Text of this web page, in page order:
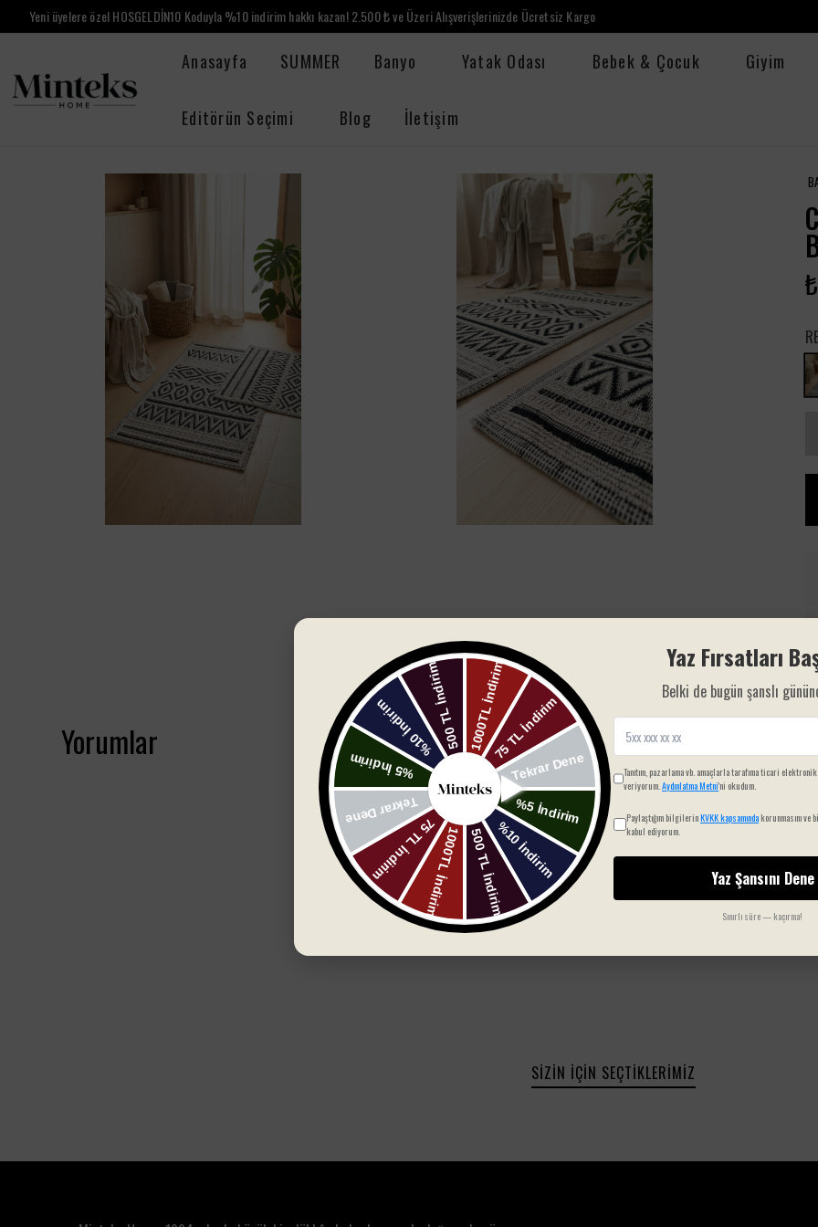
Yeni üyelere özel HOSGELDİN10 Koduyla %10 indirim hakkı kazan! 2.500 ₺ ve Üzeri Alışverişlerinizde Ücretsiz Kargo
Anasayfa SUMMER Banyo Yatak Odası Bebek & Çocuk Giyim
Editörün Seçimi Blog İletişim
Yorumlar
Yorum bulunamadı
SIZIN İÇIN SEÇTIKLERIMIZ
Yaz Fırsatları
Belki de bugün şanslı
Tanıtım, pazarlama vb. amaçlarla tarafıma ticari
veriyorum.Aydınlatma Metni'ni okudum.
Paylaştığım bilgilerinKVKK kapsamında korunmasını
kabul ediyorum.
Yaz Şansını Dene
Sınırlı süre — kaçırma!